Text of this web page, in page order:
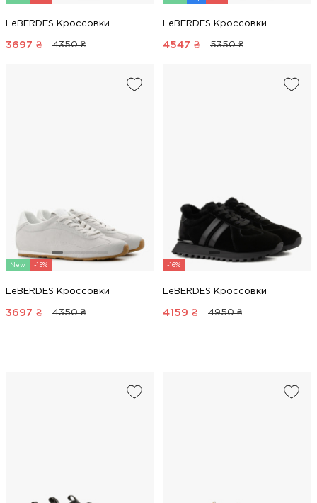
LeBERDES Кроссовки
3697 ₴ 4350 ₴
LeBERDES Кроссовки
4547 ₴ 5350 ₴
New -15%
LeBERDES Кроссовки
3697 ₴ 4350 ₴
-16%
LeBERDES Кроссовки
4159 ₴ 4950 ₴